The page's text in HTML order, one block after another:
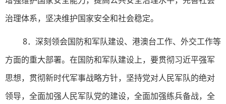
治理体系，坚决维护国家安全和社会稳定。
8．深刻领会国防和军队建设、港澳台工作、外交工作等
方面的重大部署。在国防和军队建设上，要贯彻习近平强军
思想，贯彻新时代军事战略方针，坚持党对人民军队的绝对
领导，全面加强人民军队党的建设，全面加强练兵备战，全